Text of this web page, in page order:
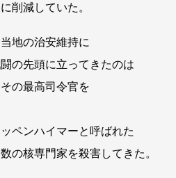
削減していた。
地の治安維持に
の先頭に立ってきたのは
の最高司令官を
ペンハイマーと呼ばれた
の核専門家を殺害してきた。